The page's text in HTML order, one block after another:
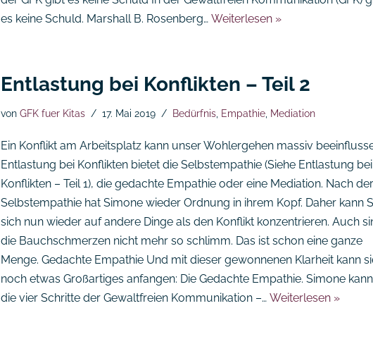
es keine Schuld. Marshall B. Rosenberg… Weiterlesen »
Entlastung bei Konflikten – Teil 2
von GFK fuer Kitas 17. Mai 2019 Bedürfnis, Empathie, Mediation
Ein Konflikt am Arbeitsplatz kann unser Wohlergehen massiv
Entlastung bei Konflikten bietet die Selbstempathie (Siehe Entlastung bei
Konflikten – Teil 1), die gedachte Empathie oder eine Mediation. Nach der
Selbstempathie hat Simone wieder Ordnung in ihrem Kopf. Daher kann
sich nun wieder auf andere Dinge als den Konflikt konzentrieren. Auch
die Bauchschmerzen nicht mehr so schlimm. Das ist schon eine ganze
Menge. Gedachte Empathie Und mit dieser gewonnenen Klarheit kann
noch etwas Großartiges anfangen: Die Gedachte Empathie. Simone kann
die vier Schritte der Gewaltfreien Kommunikation –… Weiterlesen »